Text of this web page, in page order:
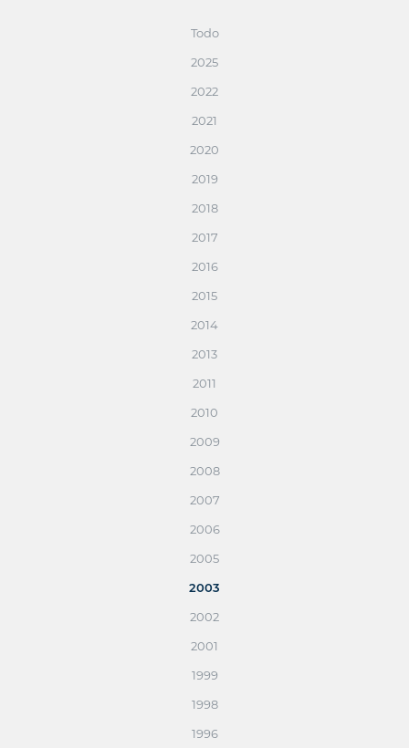
Todo
2025
2022
2021
2020
2019
2018
2017
2016
2015
2014
2013
2011
2010
2009
2008
2007
2006
2005
2003
2002
2001
1999
1998
1996